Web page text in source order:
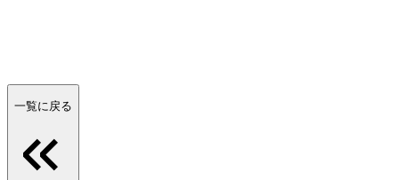
一覧に戻る